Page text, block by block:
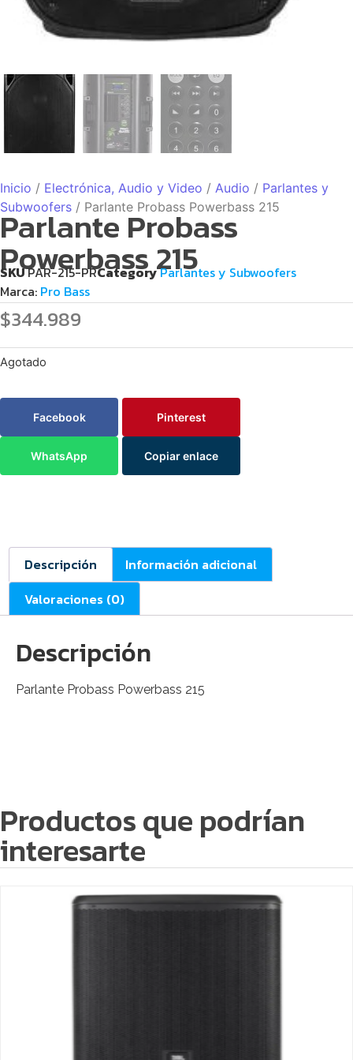
Inicio / Electrónica, Audio y Video / Audio / Parlantes y
Subwoofers / Parlante Probass Powerbass 215
Parlante Probass
Powerbass 215
SKUPAR-215-PRCategoryParlantes y Subwoofers
Marca: Pro Bass
$344.989
Agotado
Facebook Pinterest
WhatsApp Copiar enlace
Descripción
Información adicional
Valoraciones (0)
Descripción
Parlante Probass Powerbass 215
Productos que podrían
interesarte